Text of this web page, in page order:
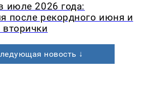
июле 2026 года:
после рекордного июня и
вторички
новость ↓